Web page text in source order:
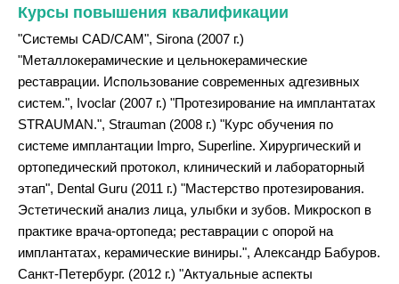
Курсы повышения квалификации
"Системы CAD/CAM", Sirona (2007 г.)
"Металлокерамические и цельнокерамические
реставрации. Использование современных адгезивных
систем.", Ivoclar (2007 г.) "Протезирование на имплантатах
STRAUMAN.", Strauman (2008 г.) "Курс обучения по
системе имплантации Impro, Superline. Хирургический и
ортопедический протокол, клинический и лабораторный
этап", Dental Guru (2011 г.) "Мастерство протезирования.
Эстетический анализ лица, улыбки и зубов. Микроскоп в
практике врача-ортопеда; реставрации с опорой на
имплантатах, керамические виниры.", Александр Бабуров.
Санкт-Петербург. (2012 г.) "Актуальные аспекты